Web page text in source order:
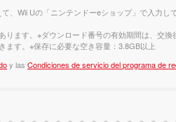
、Wii Uの「ニンテンドーeショップ」で入力し
ます。※ダウンロード番号の有効期間は、交
ます。※保存に必要な空き容量：3.8GB以上
y las Condiciones de servicio del programa de